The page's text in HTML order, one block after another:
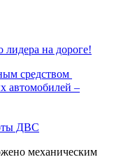
лидера на дороге!
средством
автомобилей –
ДВС
механическим